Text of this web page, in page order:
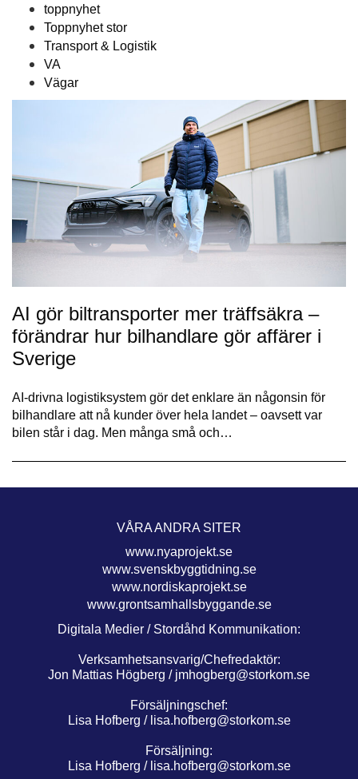
toppnyhet
Toppnyhet stor
Transport & Logistik
VA
Vägar
AI gör biltransporter mer träffsäkra –
förändrar hur bilhandlare gör affärer i
Sverige
AI-drivna logistiksystem gör det enklare än någonsin för
bilhandlare att nå kunder över hela landet – oavsett var
bilen står i dag. Men många små och…
VÅRA ANDRA SITER
www.nyaprojekt.se
www.svenskbyggtidning.se
www.nordiskaprojekt.se
www.grontsamhallsbyggande.se
Digitala Medier / Stordåhd Kommunikation:
Verksamhetsansvarig/Chefredaktör:
Jon Mattias Högberg / jmhogberg@storkom.se
Försäljningschef:
Lisa Hofberg / lisa.hofberg@storkom.se
Försäljning:
Lisa Hofberg / lisa.hofberg@storkom.se